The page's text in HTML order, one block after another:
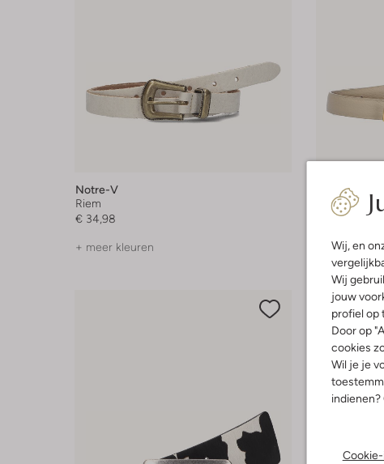
Wij, en
Wij
jouw
profiel op
Door op
cookies
Wil je je
indienen?
Notre-V
Riem
€ 34,98
+ meer kleuren
Notre-V
Riem
€ 49,99
+ meer